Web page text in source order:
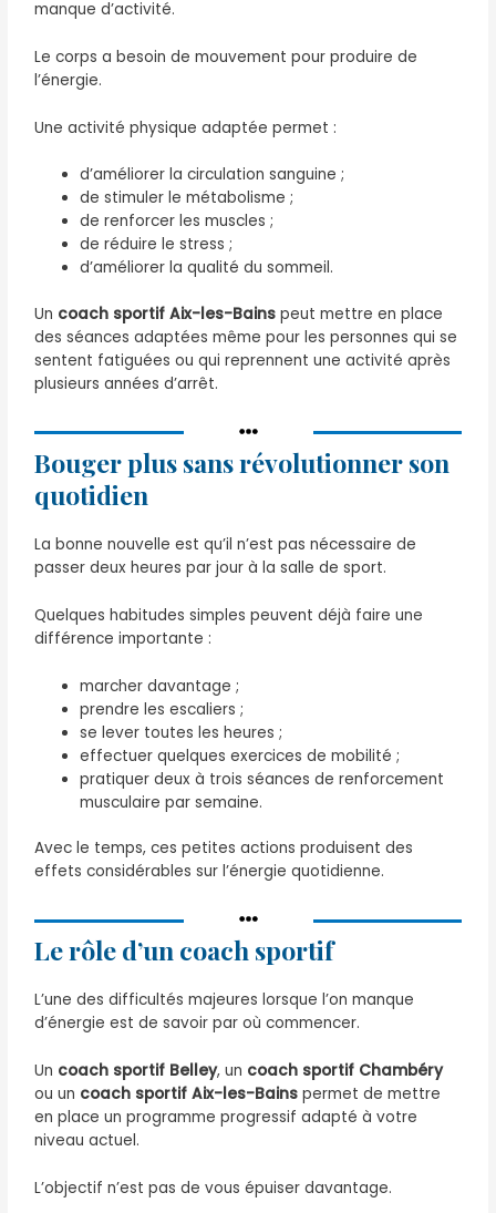
manque d’activité.
Le corps a besoin de mouvement pour produire de
l’énergie.
Une activité physique adaptée permet :
d’améliorer la circulation sanguine ;
de stimuler le métabolisme ;
de renforcer les muscles ;
de réduire le stress ;
d’améliorer la qualité du sommeil.
Un coach sportif Aix-les-Bains peut mettre en place
des séances adaptées même pour les personnes qui se
sentent fatiguées ou qui reprennent une activité après
plusieurs années d’arrêt.
Bouger plus sans révolutionner son
quotidien
La bonne nouvelle est qu’il n’est pas nécessaire de
passer deux heures par jour à la salle de sport.
Quelques habitudes simples peuvent déjà faire une
différence importante :
marcher davantage ;
prendre les escaliers ;
se lever toutes les heures ;
effectuer quelques exercices de mobilité ;
pratiquer deux à trois séances de renforcement
musculaire par semaine.
Avec le temps, ces petites actions produisent des
effets considérables sur l’énergie quotidienne.
Le rôle d’un coach sportif
L’une des difficultés majeures lorsque l’on manque
d’énergie est de savoir par où commencer.
Un coach sportif Belley, un coach sportif Chambéry
ou un coach sportif Aix-les-Bains permet de mettre
en place un programme progressif adapté à votre
niveau actuel.
L’objectif n’est pas de vous épuiser davantage.